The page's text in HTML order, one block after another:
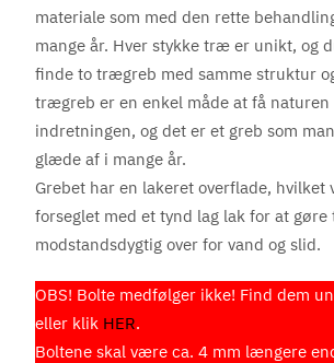
materiale som med den rette
mange år. Hver stykke træ er unikt, og
finde to trægreb med samme struktur
trægreb er en enkel måde at få naturen
indretningen, og det er et greb som
glæde af i mange år.
Grebet har en lakeret overflade, hvilket
forseglet med et tynd lag lak for at
modstandsdygtig over for vand og slid.
OBS! Bolte medfølger ikke! Find dem
eller klik HER.
Boltene skal være ca. 4 mm længere